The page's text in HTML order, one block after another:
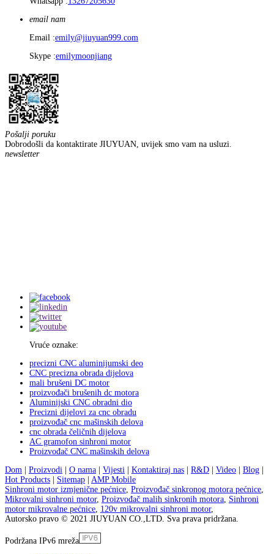
email nam
Email :emily@jiuyuan999.com
Skype :emilymoonjiang
Pošalji poruku
Dobrodošli da kontaktirate JIUYUAN, uvijek smo vam na usluzi.
newsletter
Vruće oznake:
precizni CNC aluminijumski deo
CNC precizna obrada dijelova
mali brušeni DC motor
proizvođači brušenih dc motora
Aluminijski CNC obradni dio
Precizni dijelovi za cnc obradu
proizvođač cnc mašinskih delova
cnc obrada čeličnih dijelova
AC gramofon sinhroni motor
Proizvođač CNC mašinskih delova
Dom
Proizvodi O nama Vijesti Kontaktiraj nas R&D Video Blog
Hot Products
Sitemap
AMP Mobile
Sinhroni motor izmjenične pećnice, Proizvođač sinkronog motora pećnice,
Mikrovalni sinhroni motor, Proizvođač malih sinkronih motora, Sinhroni
motor mikrovalne pećnice, 120v mikrovalni sinhroni motor,
Autorsko pravo © 2021 JIUYUAN CO.,LTD. Sva prava pridržana.
Podržana IPv6 mreža